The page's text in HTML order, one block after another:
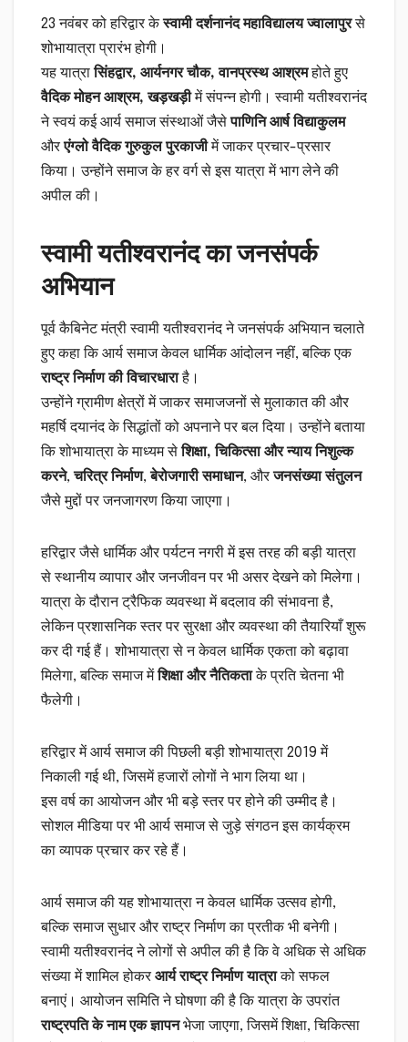
23 नवंबर को हरिद्वार केस्वामी दर्शनानंद महाविद्यालय ज्वालापुरसे
शोभायात्रा प्रारंभ होगी।
यह यात्रासिंहद्वार, आर्यनगर चौक, वानप्रस्थ आश्रमहोते हुए
वैदिक मोहन आश्रम, खड़खड़ीमें संपन्न होगी। स्वामी यतीश्वरानंद
ने स्वयं कई आर्य समाज संस्थाओं जैसेपाणिनि आर्ष विद्याकुलम
औरएंग्लो वैदिक गुरुकुल पुरकाजीमें जाकर प्रचार-प्रसार
किया। उन्होंने समाज के हर वर्ग से इस यात्रा में भाग लेने की
अपील की।
स्वामी यतीश्वरानंद का जनसंपर्क
अभियान
पूर्व कैबिनेट मंत्री स्वामी यतीश्वरानंद ने जनसंपर्क अभियान चलाते
हुए कहा कि आर्य समाज केवल धार्मिक आंदोलन नहीं, बल्कि एक
राष्ट्र निर्माण की विचारधाराहै।
उन्होंने ग्रामीण क्षेत्रों में जाकर समाजजनों से मुलाकात की और
महर्षि दयानंद के सिद्धांतों को अपनाने पर बल दिया। उन्होंने बताया
कि शोभायात्रा के माध्यम सेशिक्षा, चिकित्सा और न्याय निशुल्क
करने,चरित्र निर्माण,बेरोजगारी समाधान, औरजनसंख्या संतुलन
जैसे मुद्दों पर जनजागरण किया जाएगा।
हरिद्वार जैसे धार्मिक और पर्यटन नगरी में इस तरह की बड़ी यात्रा
से स्थानीय व्यापार और जनजीवन पर भी असर देखने को मिलेगा।
यात्रा के दौरान ट्रैफिक व्यवस्था में बदलाव की संभावना है,
लेकिन प्रशासनिक स्तर पर सुरक्षा और व्यवस्था की तैयारियाँ शुरू
कर दी गई हैं। शोभायात्रा से न केवल धार्मिक एकता को बढ़ावा
मिलेगा, बल्कि समाज मेंशिक्षा और नैतिकताके प्रति चेतना भी
फैलेगी।
हरिद्वार में आर्य समाज की पिछली बड़ी शोभायात्रा 2019 में
निकाली गई थी, जिसमें हजारों लोगों ने भाग लिया था।
इस वर्ष का आयोजन और भी बड़े स्तर पर होने की उम्मीद है।
सोशल मीडिया पर भी आर्य समाज से जुड़े संगठन इस कार्यक्रम
का व्यापक प्रचार कर रहे हैं।
आर्य समाज की यह शोभायात्रा न केवल धार्मिक उत्सव होगी,
बल्कि समाज सुधार और राष्ट्र निर्माण का प्रतीक भी बनेगी।
स्वामी यतीश्वरानंद ने लोगों से अपील की है कि वे अधिक से अधिक
संख्या में शामिल होकर आर्य राष्ट्र निर्माण यात्राको सफल
बनाएं। आयोजन समिति ने घोषणा की है कि यात्रा के उपरांत
राष्ट्रपति के नाम एक ज्ञापनभेजा जाएगा, जिसमें शिक्षा, चिकित्सा